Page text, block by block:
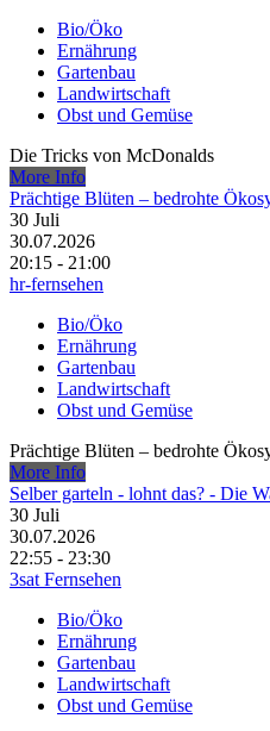
Bio/Öko
Ernährung
Gartenbau
Landwirtschaft
Obst und Gemüse
Die Tricks von McDonalds
More Info
Prächtige Blüten – bedrohte
30 Juli
30.07.2026
20:15 - 21:00
hr-fernsehen
Bio/Öko
Ernährung
Gartenbau
Landwirtschaft
Obst und Gemüse
Prächtige Blüten – bedrohte
More Info
Selber garteln - lohnt das? - Die
30 Juli
30.07.2026
22:55 - 23:30
3sat Fernsehen
Bio/Öko
Ernährung
Gartenbau
Landwirtschaft
Obst und Gemüse